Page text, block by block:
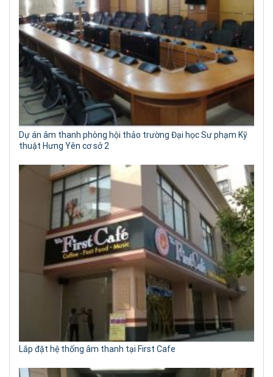
Dự án âm thanh phòng hội thảo trường Đại học Sư phạm Kỹ
thuật Hưng Yên cơ sở 2
Lắp đặt hệ thống âm thanh tại First Cafe